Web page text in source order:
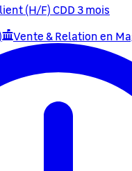
(H/F) CDD 3 mois
Vente & Relation en